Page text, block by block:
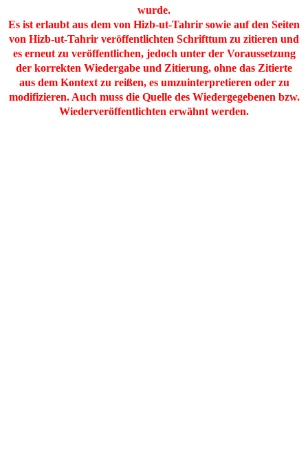
wurde.
Es ist erlaubt aus dem von Hizb-ut-Tahrir sowie auf den Seiten
von Hizb-ut-Tahrir veröffentlichten Schrifttum zu zitieren und
es erneut zu veröffentlichen, jedoch unter der Voraussetzung
der korrekten Wiedergabe und Zitierung, ohne das Zitierte
aus dem Kontext zu reißen, es umzuinterpretieren oder zu
modifizieren. Auch muss die Quelle des Wiedergegebenen bzw.
Wiederveröffentlichten erwähnt werden.